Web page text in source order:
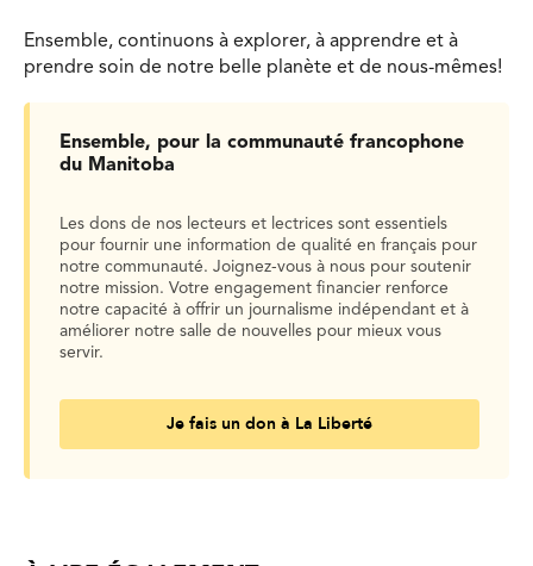
Ensemble, continuons à explorer, à apprendre et à
prendre soin de notre belle planète et de nous-mêmes!
Ensemble, pour la communauté francophone
du Manitoba
Les dons de nos lecteurs et lectrices sont essentiels
pour fournir une information de qualité en français pour
notre communauté. Joignez-vous à nous pour soutenir
notre mission. Votre engagement financier renforce
notre capacité à offrir un journalisme indépendant et à
améliorer notre salle de nouvelles pour mieux vous
servir.
Je fais un don à La Liberté